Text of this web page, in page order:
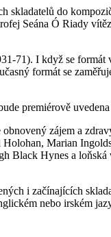
do
Seána Ó Riady
71). I když se
formát se
premiérově
zájem a
Marian
Black Hynes a
i začínajících
nebo irském